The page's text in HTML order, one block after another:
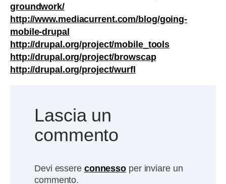
groundwork/
http://www.mediacurrent.com/blog/going-
mobile-drupal
http://drupal.org/project/mobile_tools
http://drupal.org/project/browscap
http://drupal.org/project/wurfl
Lascia un
commento
Devi essere connesso per inviare un
commento.